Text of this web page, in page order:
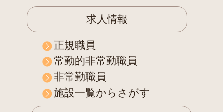
求人情報
正規職員
常勤的非常勤職員
非常勤職員
施設一覧からさがす